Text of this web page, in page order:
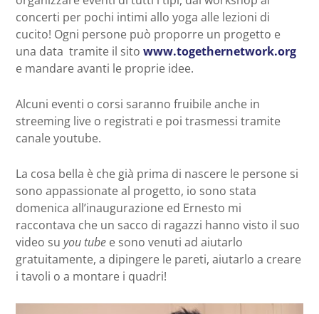
concerti per pochi intimi allo yoga alle lezioni di
cucito! Ogni persone può proporre un progetto e
una data tramite il sito www.togethernetwork.org
e mandare avanti le proprie idee.
Alcuni eventi o corsi saranno fruibile anche in
streeming live o registrati e poi trasmessi tramite
canale youtube.
La cosa bella è che già prima di nascere le persone si
sono appassionate al progetto, io sono stata
domenica all’inaugurazione ed Ernesto mi
raccontava che un sacco di ragazzi hanno visto il suo
video su you tube e sono venuti ad aiutarlo
gratuitamente, a dipingere le pareti, aiutarlo a creare
i tavoli o a montare i quadri!